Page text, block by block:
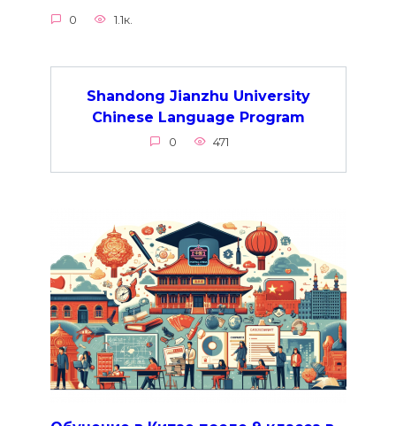
0 1.1к.
Shandong Jianzhu University
Chinese Language Program
0 471